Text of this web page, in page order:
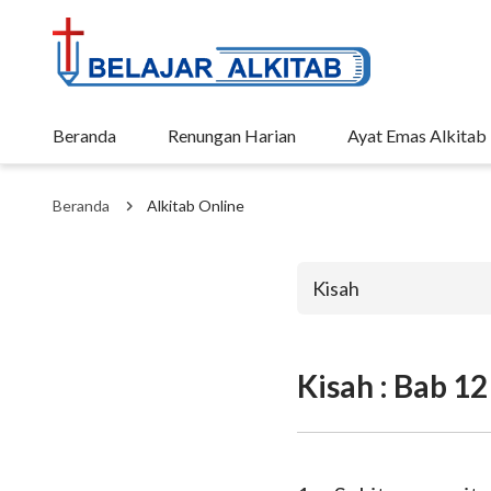
Beranda Renungan Harian Ayat Emas Alkitab
Beranda Alkitab Online
Kisah
Perjanjian
Kisah : Bab 12